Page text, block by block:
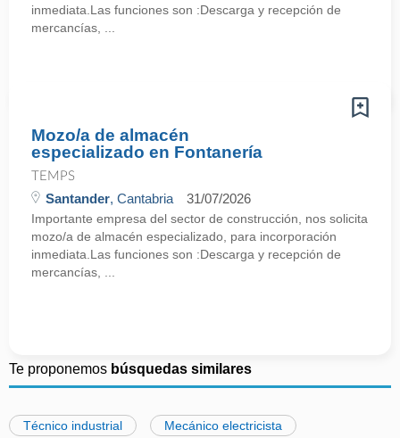
inmediata.Las funciones son :Descarga y recepción de
mercancías, ...
Mozo/a de almacén
especializado en Fontanería
TEMPS
Santander, Cantabria 31/07/2026
Importante empresa del sector de construcción, nos solicita
mozo/a de almacén especializado, para incorporación
inmediata.Las funciones son :Descarga y recepción de
mercancías, ...
Te proponemos búsquedas similares
Técnico industrial Mecánico electricista